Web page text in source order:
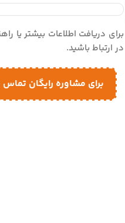
برای دریافت اطلاعات بیشتر یا
در ارتباط باشید.
برای مشاوره رایگان تماس